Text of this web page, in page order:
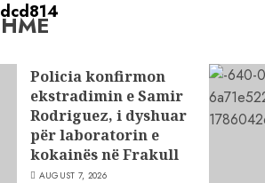
Policia konfirmon
ekstradimin e Samir
Rodriguez, i dyshuar
për laboratorin e
kokainës në Frakull
AUGUST 7, 2026